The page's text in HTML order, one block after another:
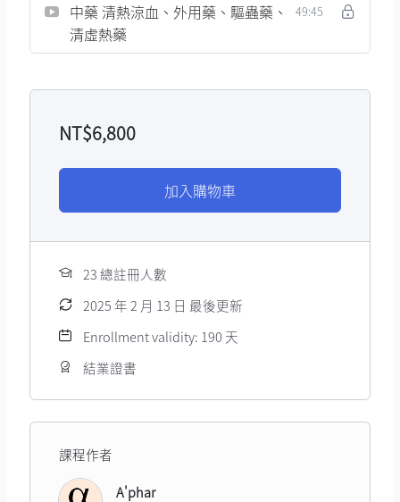
中藥 清熱涼血、外用藥、驅蟲藥、
清虛熱藥
49:45
NT$6,800
加入購物車
23 總註冊人數
2025 年 2 月 13 日 最後更新
Enrollment validity: 190 天
結業證書
課程作者
A'phar